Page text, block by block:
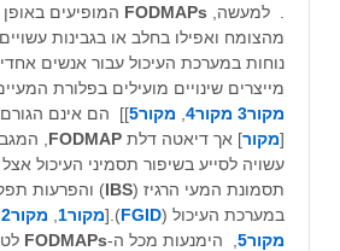
. למעשה, FODMAPs המופיעים
מהצומח ואפילו בחלב או בגבינות
נוחות במערכת העיכול עבור אנשים
מייצרים שינויים מועילים בפלורת
מקור3
מקור4 מקור5 ]] הם אינם הגורם
[מקור] אך דיאטה דלת FODMAP
,
עשויה לסייע בשיפור תסמיני העיכול
תסמונת המעי הרגיז (IBS) והפרעות
במערכת העיכול (FGID
).[מקור1 מקור2
מקור5
, הימנעות מכל ה-FODMAPs